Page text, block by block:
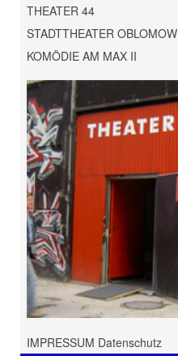
THEATER 44
STADTTHEATER OBLOMOW
KOMÖDIE AM MAX II
IMPRESSUM Datenschutz